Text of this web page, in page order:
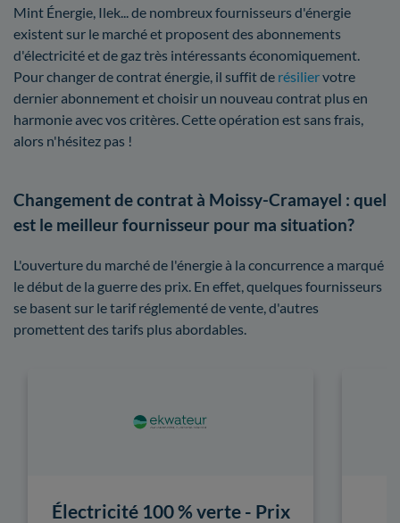
Mint Énergie, Ilek... de nombreux fournisseurs d'énergie
existent sur le marché et proposent des abonnements
d'électricité et de gaz très intéressants économiquement.
Pour changer de contrat énergie, il suffit de résiliervotre
dernier abonnement et choisir un nouveau contrat plus en
harmonie avec vos critères. Cette opération est sans frais,
alors n'hésitez pas !
Changement de contrat à Moissy-Cramayel : quel
est le meilleur fournisseur pour ma situation?
L'ouverture du marché de l'énergie à la concurrence a marqué
le début de la guerre des prix. En effet, quelques fournisseurs
se basent sur le tarif réglementé de vente, d'autres
promettent des tarifs plus abordables.
Électricité 100 % verte - Prix